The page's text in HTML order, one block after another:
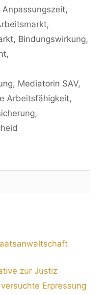
Anpassungszeit,
,
, Bindungswirkung,
,
, Mediatorin SAV,
Arbeitsfähigkeit,
,
zur Justiz
Erpressung